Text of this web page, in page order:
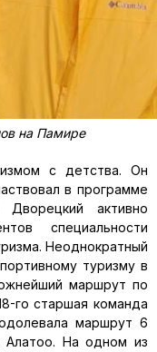
на Памире
с детства. Он
в программе
активно
специальности
Неоднократный
туризму в
маршрут по
го старшая команда
маршрут 6
Алатоо. На одном из